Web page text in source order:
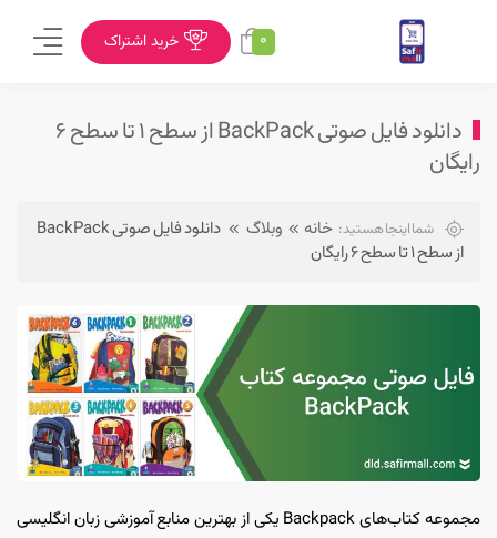
0 خرید اشتراک
دانلود فایل صوتی BackPack از سطح ۱ تا سطح ۶
رایگان
شما اینجا هستید: خانه وبلاگ
دانلود فایل صوتی BackPack
از سطح ۱ تا سطح ۶ رایگان
مجموعه کتاب‌های Backpack یکی از بهترین منابع آموزشی زبان انگلیسی